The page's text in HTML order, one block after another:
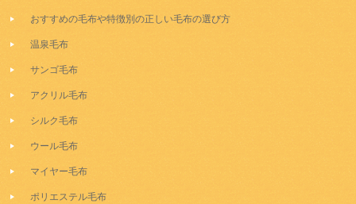
おすすめの毛布や特徴別の正しい毛布の選び方
温泉毛布
サンゴ毛布
アクリル毛布
シルク毛布
ウール毛布
マイヤー毛布
ポリエステル毛布